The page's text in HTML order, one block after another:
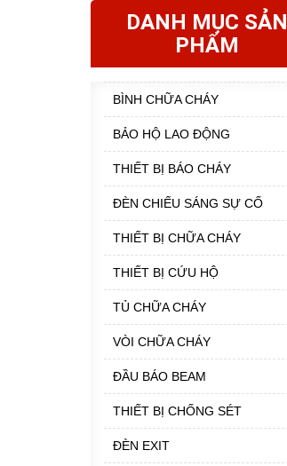
DANH MỤC SẢN
PHẨM
BÌNH CHỮA CHÁY
BẢO HỘ LAO ĐỘNG
THIẾT BỊ BÁO CHÁY
ĐÈN CHIẾU SÁNG SỰ CỐ
THIẾT BỊ CHỮA CHÁY
THIẾT BỊ CỨU HỘ
TỦ CHỮA CHÁY
VÒI CHỮA CHÁY
ĐẦU BÁO BEAM
THIẾT BỊ CHỐNG SÉT
ĐÈN EXIT